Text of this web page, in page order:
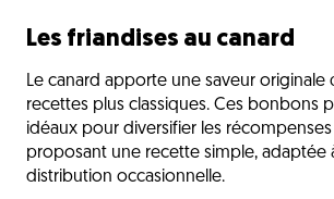
Les friandises au canard
Le canard apporte une saveur originale
recettes plus classiques. Ces bonbons
idéaux pour diversifier les
proposant une recette simple, adaptée
distribution occasionnelle.